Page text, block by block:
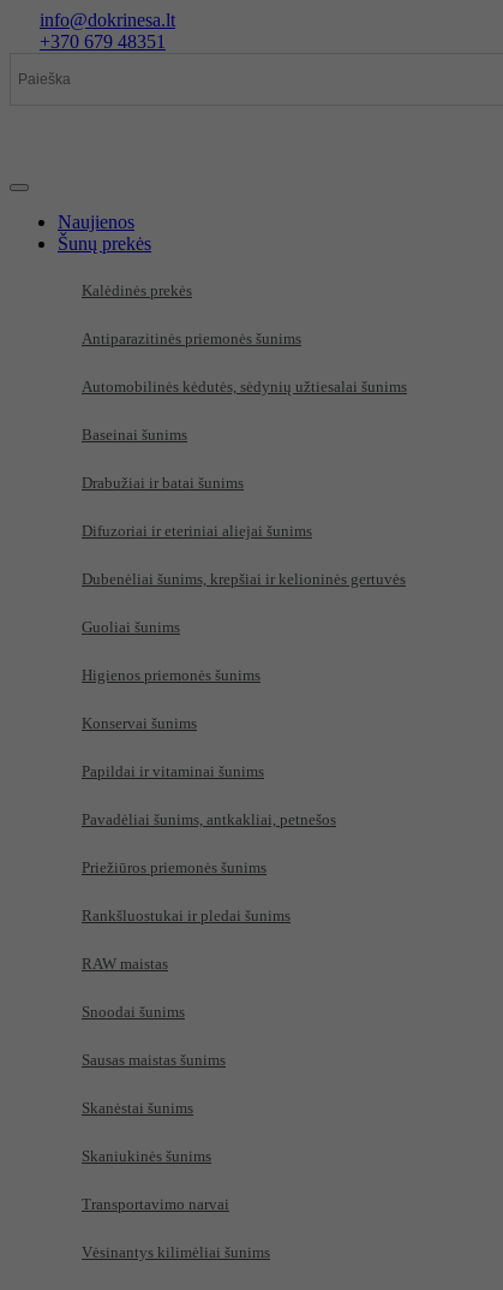
info@dokrinesa.lt
+370 679 48351
Naujienos
Šunų prekės
Kalėdinės prekės
Antiparazitinės priemonės šunims
Automobilinės kėdutės, sėdynių užtiesalai šunims
Baseinai šunims
Drabužiai ir batai šunims
Difuzoriai ir eteriniai aliejai šunims
Dubenėliai šunims, krepšiai ir kelioninės gertuvės
Guoliai šunims
Higienos priemonės šunims
Konservai šunims
Papildai ir vitaminai šunims
Pavadėliai šunims, antkakliai, petnešos
Priežiūros priemonės šunims
Rankšluostukai ir pledai šunims
RAW maistas
Snoodai šunims
Sausas maistas šunims
Skanėstai šunims
Skaniukinės šunims
Transportavimo narvai
Vėsinantys kilimėliai šunims